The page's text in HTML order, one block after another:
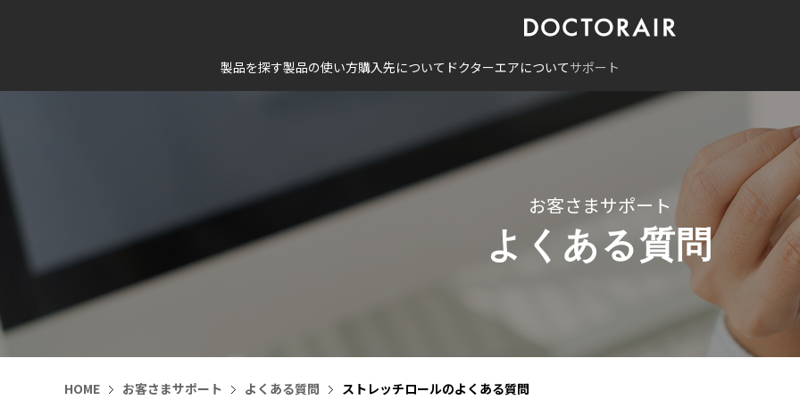
製品を探す製品の使い方購入先について ドクターエアについてサポート
お客さまサポート
よくある質問
HOME お客さまサポート よくある質問 ストレッチロールのよくある質問